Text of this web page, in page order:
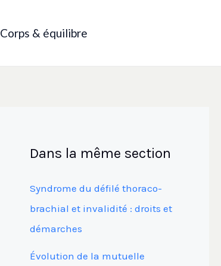
Corps & équilibre
Dans la même section
Syndrome du défilé thoraco-
brachial et invalidité : droits et
démarches
Évolution de la mutuelle